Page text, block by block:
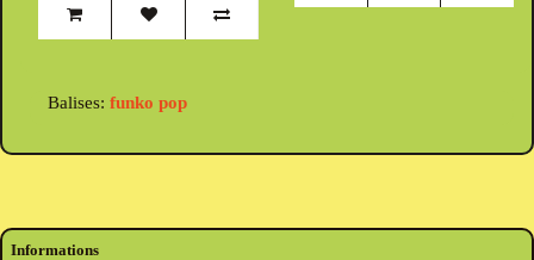
Balises: funko pop
Informations